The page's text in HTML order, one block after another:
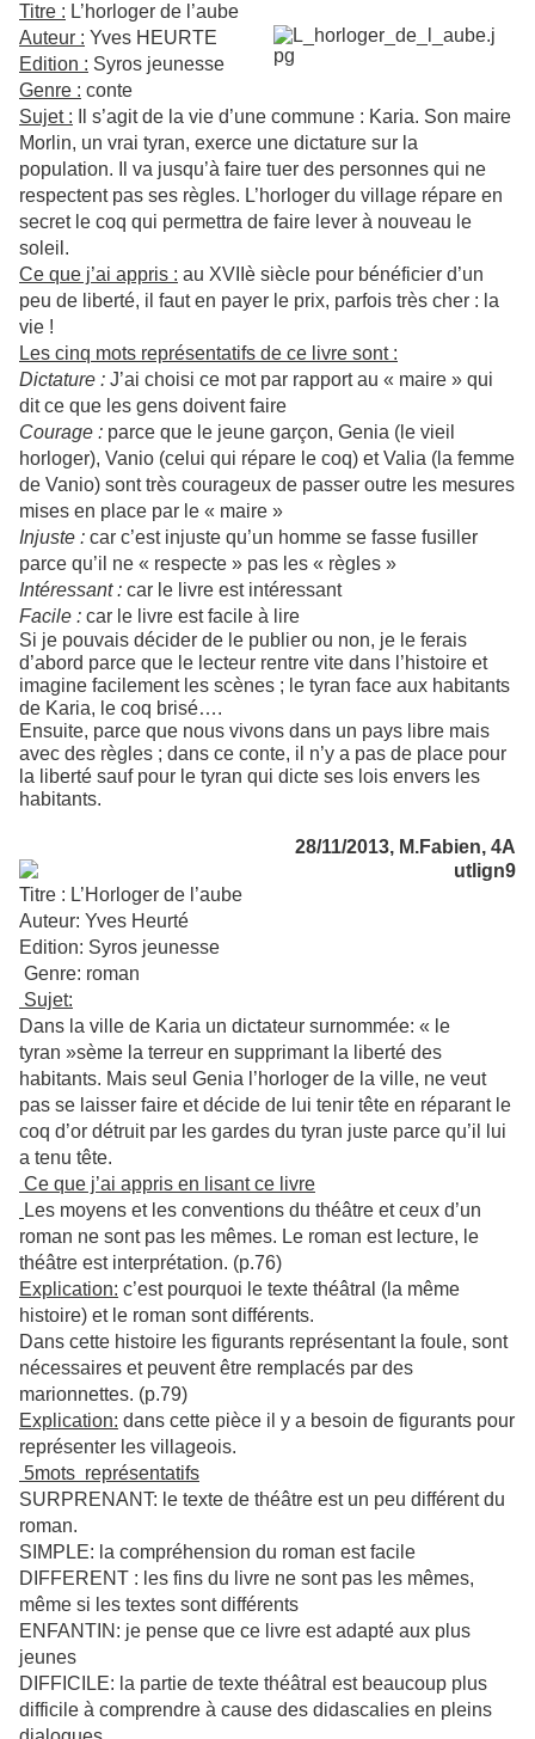
Titre : L’horloger de l’aube
Auteur : Yves HEURTE
Edition : Syros jeunesse
Genre : conte
Sujet :
Il s’agit de la vie d’une commune : Karia. Son maire
Morlin, un vrai tyran, exerce une dictature sur la
population. Il va jusqu’à faire tuer des personnes qui ne
respectent pas ses règles. L’horloger du village répare en
secret le coq qui permettra de faire lever à nouveau le
soleil.
Ce que j’ai appris : au XVIIè siècle pour bénéficier d’un
peu de liberté, il faut en payer le prix, parfois très cher : la
vie !
Les cinq mots représentatifs de ce livre sont :
Dictature : J’ai choisi ce mot par rapport au « maire » qui
dit ce que les gens doivent faire
Courage : parce que le jeune garçon, Genia (le vieil
horloger), Vanio (celui qui répare le coq) et Valia (la femme
de Vanio) sont très courageux de passer outre les mesures
mises en place par le « maire »
Injuste : car c’est injuste qu’un homme se fasse fusiller
parce qu’il ne « respecte » pas les « règles »
Intéressant : car le livre est intéressant
Facile : car le livre est facile à lire
Si je pouvais décider de le publier ou non, je le ferais
d’abord parce que le lecteur rentre vite dans l’histoire et
imagine facilement les scènes ; le tyran face aux habitants
de Karia, le coq brisé….
Ensuite, parce que nous vivons dans un pays libre mais
avec des règles ; dans ce conte, il n’y a pas de place pour
la liberté sauf pour le tyran qui dicte ses lois envers les
habitants.
28/11/2013, M.Fabien, 4A
Titre : L’Horloger de l’aube
Auteur: Yves Heurté
Edition: Syros jeunesse
Genre: roman
Sujet:
Dans la ville de Karia un dictateur surnommée: « le
tyran »sème la terreur en supprimant la liberté des
habitants. Mais seul Genia l’horloger de la ville, ne veut
pas se laisser faire et décide de lui tenir tête en réparant le
coq d’or détruit par les gardes du tyran juste parce qu’il lui
a tenu tête.
Ce que j’ai appris en lisant ce livre
Les moyens et les conventions du théâtre et ceux d’un
roman ne sont pas les mêmes. Le roman est lecture, le
théâtre est interprétation. (p.76)
Explication: c’est pourquoi le texte théâtral (la même
histoire) et le roman sont différents.
Dans cette histoire les figurants représentant la foule, sont
nécessaires et peuvent être remplacés par des
marionnettes. (p.79)
Explication: dans cette pièce il y a besoin de figurants pour
représenter les villageois.
5mots représentatifs
SURPRENANT: le texte de théâtre est un peu différent du
roman.
SIMPLE: la compréhension du roman est facile
DIFFERENT : les fins du livre ne sont pas les mêmes,
même si les textes sont différents
ENFANTIN: je pense que ce livre est adapté aux plus
jeunes
DIFFICILE: la partie de texte théâtral est beaucoup plus
difficile à comprendre à cause des didascalies en pleins